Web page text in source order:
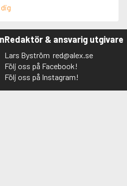
Redaktör & ansvarig utgivare
Lars Byström red@alex.se
Följ oss på Facebook!
Följ oss på Instagram!